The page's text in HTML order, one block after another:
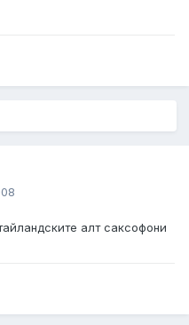
алт саксофони